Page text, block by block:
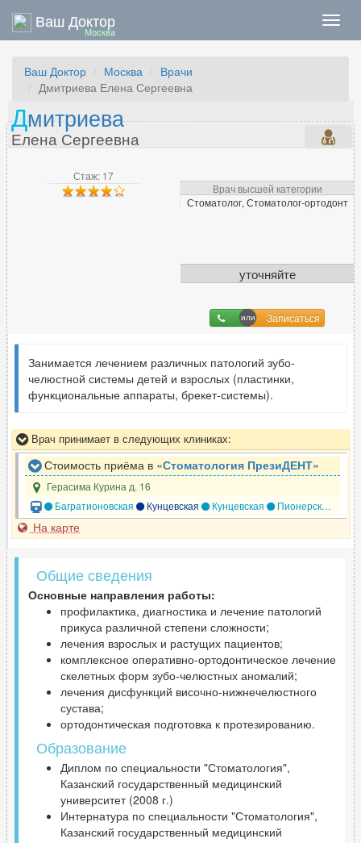
Ваш Доктор
Москва
Ваш Доктор Москва
Врачи
Дмитриева Елена Сергеевна
Стаж: 17
Врач высшей категории
Стоматолог, Стоматолог-ортодонт
уточняйте
Записаться
Дмитриева
Елена Сергеевна
Занимается лечением различных патологий зубо-
челюстной системы детей и взрослых (пластинки,
функциональные аппараты, брекет-системы).
Врач принимает в следующих клиниках:
Стоимость приёма в «Стоматология ПрезиДЕНТ»
Герасима Курина д. 16
Багратионовская
Кунцевская Кунцевская Пионерская
На карте
Общие сведения
Основные направления работы:
профилактика, диагностика и лечение патологий
прикуса различной степени сложности;
лечения взрослых и растущих пациентов;
комплексное оперативно-ортодонтическое лечение
скелетных форм зубо-челюстных аномалий;
лечения дисфункций височно-нижнечелюстного
сустава;
ортодонтическая подготовка к протезированию.
Образование
Диплом по специальности "Стоматология",
Казанский государственный медицинский
университет (2008 г.)
Интернатура по специальности "Стоматология",
Казанский государственный медицинский